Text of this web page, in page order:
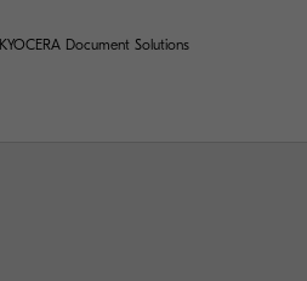
KYOCERA Document Solutions